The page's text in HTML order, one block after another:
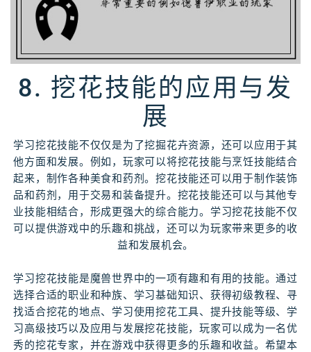
8. 挖花技能的应用与发
展
学习挖花技能不仅仅是为了挖掘花卉资源，还可以应用于其
他方面和发展。例如，玩家可以将挖花技能与烹饪技能结合
起来，制作各种美食和药剂。挖花技能还可以用于制作装饰
品和药剂，用于交易和装备提升。挖花技能还可以与其他专
业技能相结合，形成更强大的综合能力。学习挖花技能不仅
可以提供游戏中的乐趣和挑战，还可以为玩家带来更多的收
益和发展机会。
学习挖花技能是魔兽世界中的一项有趣和有用的技能。通过
选择合适的职业和种族、学习基础知识、获得初级教程、寻
找适合挖花的地点、学习使用挖花工具、提升技能等级、学
习高级技巧以及应用与发展挖花技能，玩家可以成为一名优
秀的挖花专家，并在游戏中获得更多的乐趣和收益。希望本